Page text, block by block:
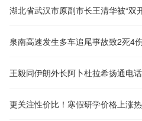
湖北省武汉市原副市长王清华被“双
泉南高速发生多车追尾事故致2死4
王毅同伊朗外长阿卜杜拉希扬通电话